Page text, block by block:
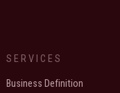
SERVICES
Business Definition